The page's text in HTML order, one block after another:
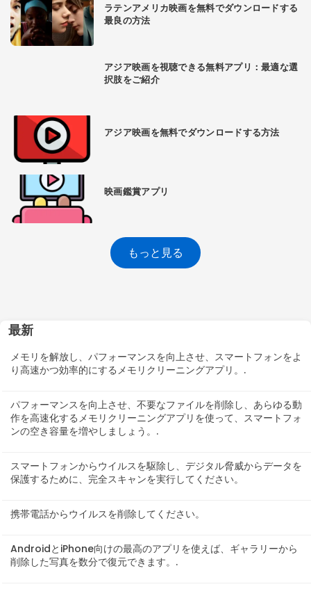
ラテンアメリカ映画を無料でダウンロードする
最良の方法
アジア映画を視聴できる無料アプリ：最適な選
択肢をご紹介
アジア映画を無料でダウンロードする方法
映画鑑賞アプリ
もっと見る
最新
メモリを解放し、パフォーマンスを向上させ、スマートフォンをよ
り高速かつ効率的にするメモリクリーニングアプリ。.
パフォーマンスを向上させ、不要なファイルを削除し、あらゆる動
作を高速化するメモリクリーニングアプリを使って、スマートフォ
ンの空き容量を増やしましょう。.
スマートフォンからウイルスを駆除し、デジタル脅威からデータを
保護するために、完全スキャンを実行してください。
携帯電話からウイルスを削除してください。
AndroidとiPhone向けの最高のアプリを使えば、ギャラリーから
削除した写真を数分で復元できます。.